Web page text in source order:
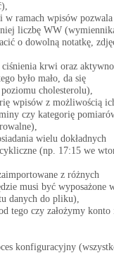
w ramach wpisów pozwala
liczbę WW
o dowolną notatkę,
ciśnienia krwi oraz
było mało, da się
cholesterolu),
wpisów z możliwością
czy kategorię
wielu dokładnych
(np. 17:15 we
z różnych
musi być wyposażone
danych do pliku),
tego czy założymy konto
konfiguracyjny